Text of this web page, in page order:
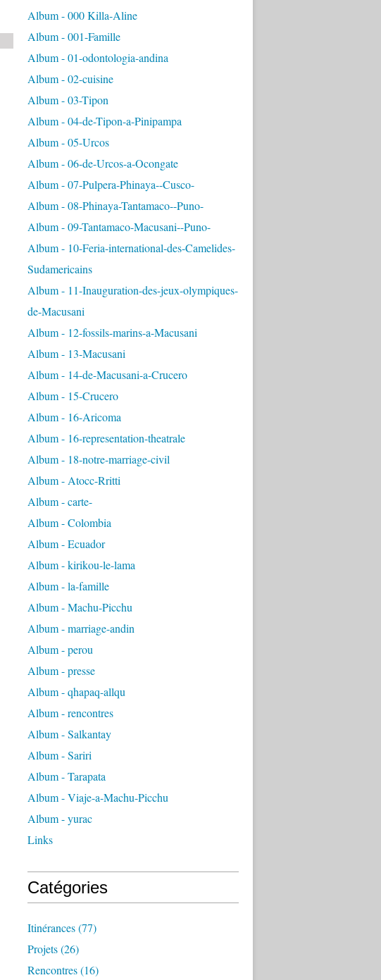
Album - 000 Killa-Aline
Album - 001-Famille
Album - 01-odontologia-andina
Album - 02-cuisine
Album - 03-Tipon
Album - 04-de-Tipon-a-Pinipampa
Album - 05-Urcos
Album - 06-de-Urcos-a-Ocongate
Album - 07-Pulpera-Phinaya--Cusco-
Album - 08-Phinaya-Tantamaco--Puno-
Album - 09-Tantamaco-Macusani--Puno-
Album - 10-Feria-international-des-Camelides-
Sudamericains
Album - 11-Inauguration-des-jeux-olympiques-
de-Macusani
Album - 12-fossils-marins-a-Macusani
Album - 13-Macusani
Album - 14-de-Macusani-a-Crucero
Album - 15-Crucero
Album - 16-Aricoma
Album - 16-representation-theatrale
Album - 18-notre-marriage-civil
Album - Atocc-Rritti
Album - carte-
Album - Colombia
Album - Ecuador
Album - kirikou-le-lama
Album - la-famille
Album - Machu-Picchu
Album - marriage-andin
Album - perou
Album - presse
Album - qhapaq-allqu
Album - rencontres
Album - Salkantay
Album - Sariri
Album - Tarapata
Album - Viaje-a-Machu-Picchu
Album - yurac
Links
Catégories
Itinérances(77)
Projets(26)
Rencontres(16)